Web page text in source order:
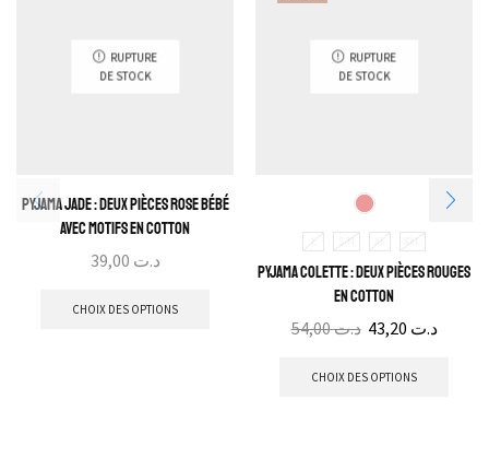
RUPTURE
DE STOCK
Pyjama Jade : Deux pièces rose bébé
avec motifs en cotton
د.ت
CHOIX DES OPTIONS
RUPTURE
DE STOCK
L S/M XL XXL
Pyjama Colette : Deux pièces rouges
en cotton
د.ت54,00 د.ت
CHOIX DES OPTIONS